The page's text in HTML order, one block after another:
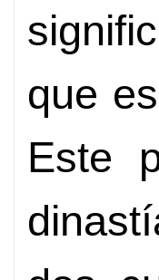
que
Este